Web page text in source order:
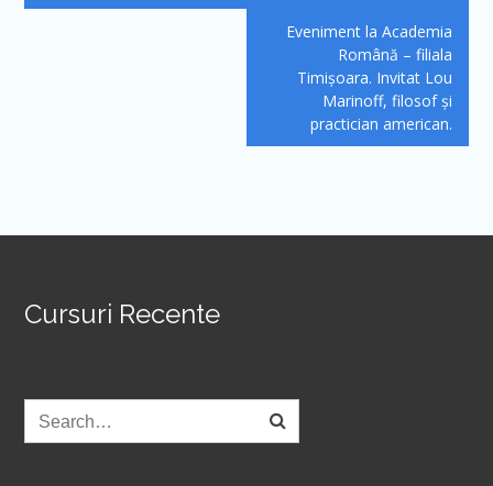
Eveniment la Academia
Română – filiala
Timișoara. Invitat Lou
Marinoff, filosof și
practician american.
Cursuri Recente